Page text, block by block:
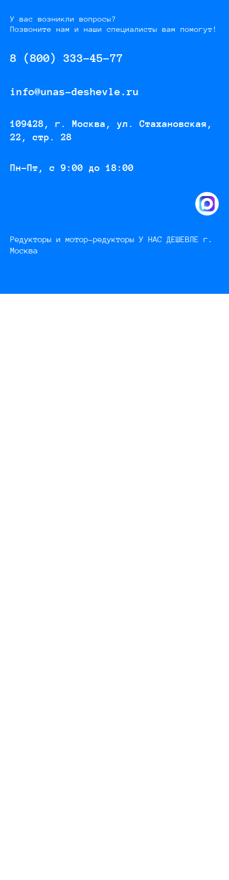
У вас возникли вопросы?
Позвоните нам и наши специалисты вам помогут!
8 (800) 333-45-77
info@unas-deshevle.ru
109428, г. Москва, ул. Стахановская,
22, стр. 28
Пн-Пт, с 9:00 до 18:00
Редукторы и мотор-редукторы У НАС ДЕШЕВЛЕ г.
Москва